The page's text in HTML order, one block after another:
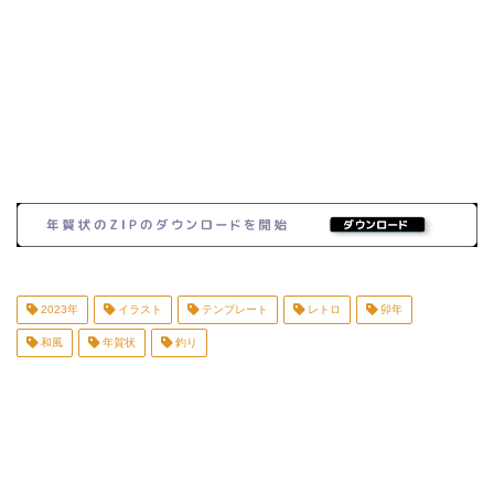
2023年 イラスト テンプレート レトロ 卯年
和風 年賀状 釣り